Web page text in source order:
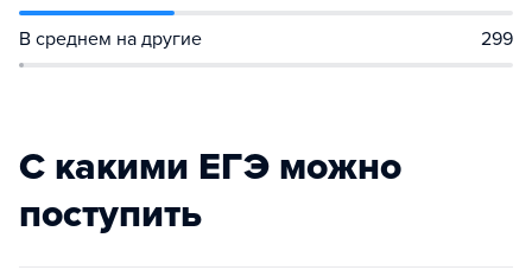
В среднем на другие 299
С какими ЕГЭ можно
поступить